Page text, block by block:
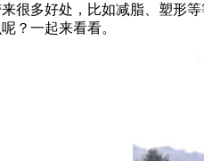
多好处，比如减脂、塑形等
？一起来看看。